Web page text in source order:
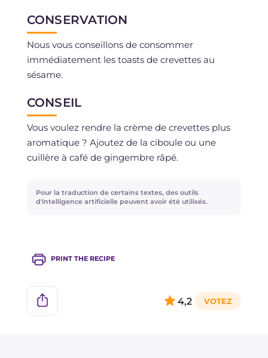
CONSERVATION
Nous vous conseillons de consommer
immédiatement les toasts de crevettes au
sésame.
CONSEIL
Vous voulez rendre la crème de crevettes plus
aromatique ? Ajoutez de la ciboule ou une
cuillère à café de gingembre râpé.
Pour la traduction de certains textes, des outils
d'intelligence artificielle peuvent avoir été utilisés.
PRINT THE RECIPE
4,2